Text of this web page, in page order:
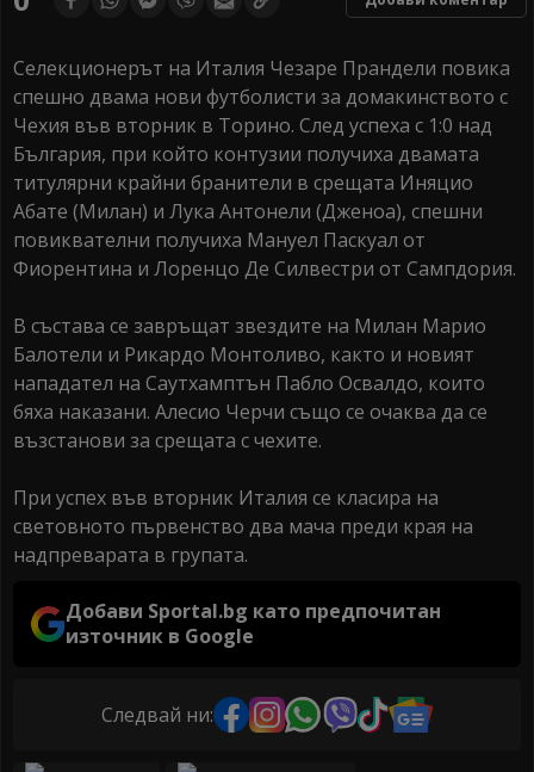
Селекционерът на Италия Чезаре Прандели повика
спешно двама нови футболисти за домакинството с
Чехия във вторник в Торино. След успеха с 1:0 над
България, при който контузии получиха двамата
титулярни крайни бранители в срещата Иняцио
Абате (Милан) и Лука Антонели (Дженоа), спешни
повиквателни получиха Мануел Паскуал от
Фиорентина и Лоренцо Де Силвестри от Сампдория.
В състава се завръщат звездите на Милан Марио
Балотели и Рикардо Монтоливо, както и новият
нападател на Саутхамптън Пабло Освалдо, които
бяха наказани. Алесио Черчи също се очаква да се
възстанови за срещата с чехите.
При успех във вторник Италия се класира на
световното първенство два мача преди края на
надпреварата в групата.
Добави Sportal.bg като предпочитан
източник в Google
Следвай ни: